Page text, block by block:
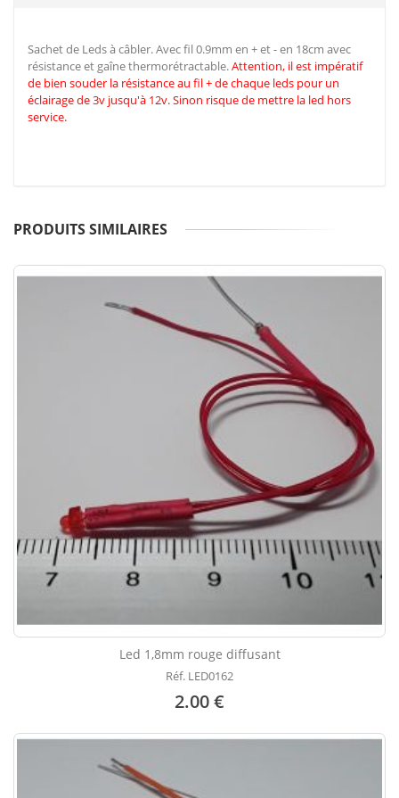
Sachet de Leds à câbler. Avec fil 0.9mm en + et - en 18cm avec
résistance et gaîne thermorétractable.Attention, il est impératif
de bien souder la résistance au fil + de chaque leds pour un
éclairage de 3v jusqu'à 12v. Sinon risque de mettre la led hors
service.
PRODUITS SIMILAIRES
Led 1,8mm rouge diffusant
Réf. LED0162
2.00 €